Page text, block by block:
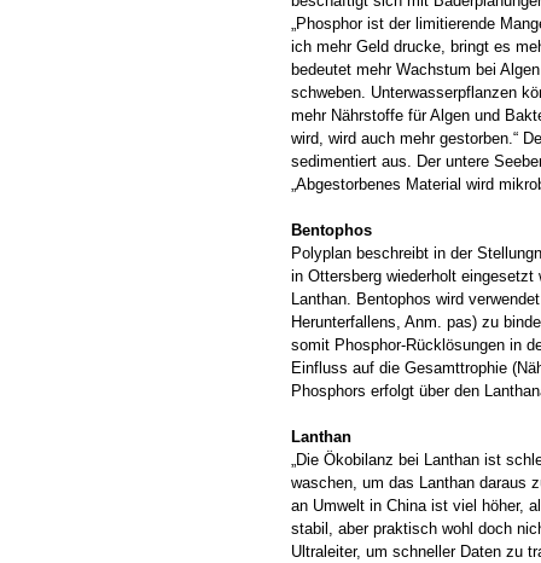
„Phosphor ist der limitierende
ich mehr Geld drucke, bringt es
bedeutet mehr Wachstum bei
schweben. Unterwasserpflanzen
mehr Nährstoffe für Algen und
wird, wird auch mehr gestorben.“
sedimentiert aus. Der untere
„Abgestorbenes Material wird
Bentophos
Polyplan beschreibt in der
in Ottersberg wiederholt
Lanthan. Bentophos wird
Herunterfallens, Anm. pas) zu
somit Phosphor-Rücklösungen in
Einfluss auf die Gesamttrophie
Phosphors erfolgt über den
Lanthan
„Die Ökobilanz bei Lanthan ist
waschen, um das Lanthan daraus
an Umwelt in China ist viel höher,
stabil, aber praktisch wohl doch
Ultraleiter, um schneller Daten zu